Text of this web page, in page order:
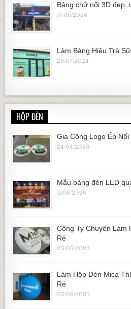
Bảng chữ nổi 3D đẹp,
17/06/2026
Làm Bảng Hiệu Trà
29/07/2024
HỘP ĐÈN
Gia Công Logo Ép Nổi
24/04/2023
Mẫu bảng đèn LED
11/06/2026
Công Ty Chuyên Làm
Rẻ
05/05/2023
Làm Hộp Đèn Mica
Rẻ
05/06/2023